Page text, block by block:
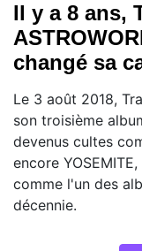
Il y a 8 ans,
changé sa
Le 3 août 2018,
son troisième
devenus cultes
encore
comme l'un des
décennie.